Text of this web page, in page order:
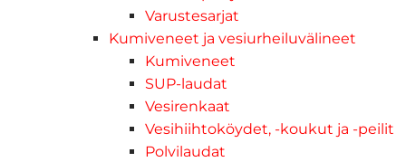
Varustesarjat
Kumiveneet ja vesiurheiluvälineet
Kumiveneet
SUP-laudat
Vesirenkaat
Vesihiihtoköydet, -koukut ja -peilit
Polvilaudat